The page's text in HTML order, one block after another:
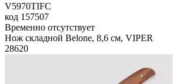
V5970TIFC
код 157507
Временно отсутствует
Нож складной Belone, 8,6 см, VIPER
28620